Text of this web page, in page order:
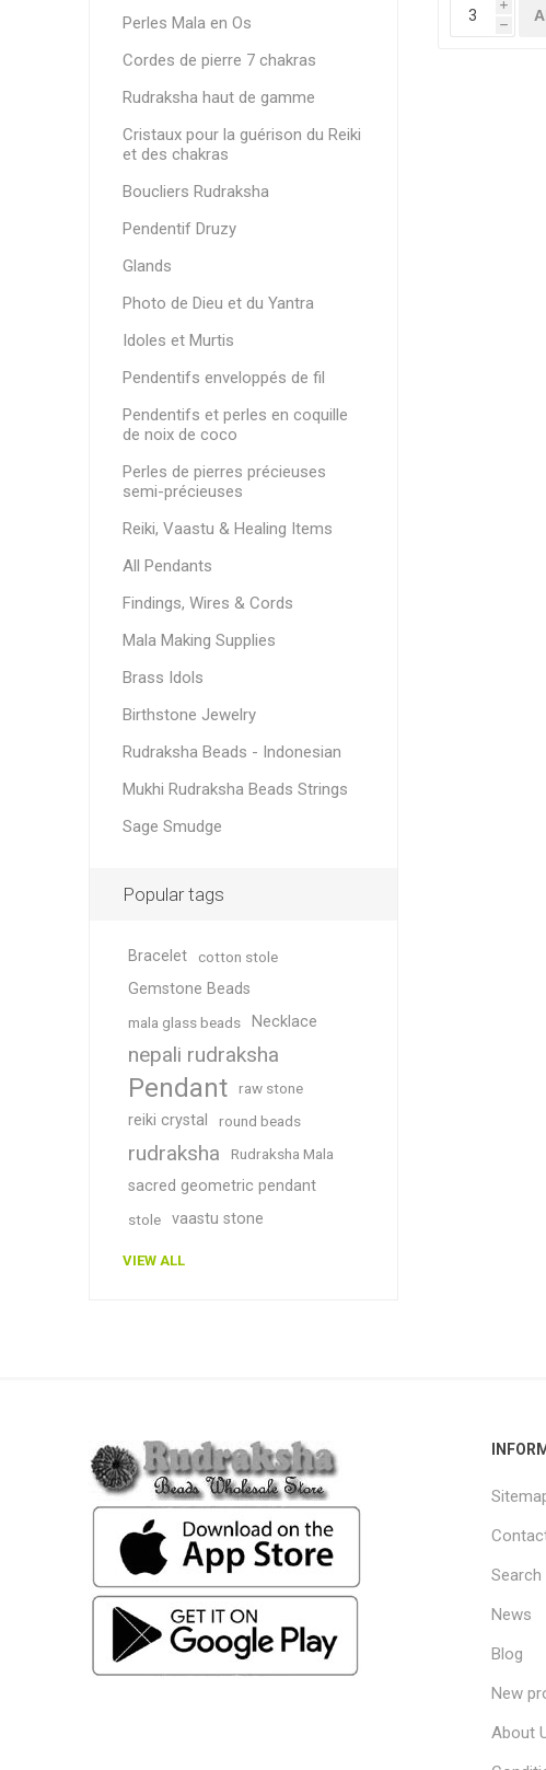
i
h
Perles Mala en Os
Cordes de pierre 7 chakras
Rudraksha haut de gamme
Cristaux pour la guérison du Reiki
et des chakras
Boucliers Rudraksha
Pendentif Druzy
Glands
Photo de Dieu et du Yantra
Idoles et Murtis
Pendentifs enveloppés de fil
Pendentifs et perles en coquille
de noix de coco
Perles de pierres précieuses
semi-précieuses
Reiki, Vaastu & Healing Items
All Pendants
Findings, Wires & Cords
Mala Making Supplies
Brass Idols
Birthstone Jewelry
Rudraksha Beads - Indonesian
Mukhi Rudraksha Beads Strings
Sage Smudge
Popular tags
Bracelet cotton stole
Gemstone Beads
mala glass beads Necklace
nepali rudraksha
Pendant raw stone
reiki crystal round beads
rudraksha Rudraksha Mala
sacred geometric pendant
stole vaastu stone
VIEW ALL
Search
News
Blog
New
About